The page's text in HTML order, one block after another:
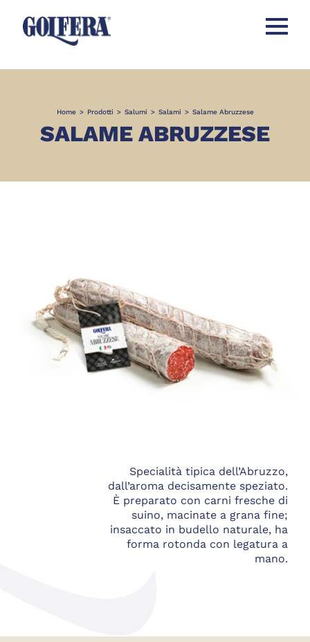
Apri
Home > Prodotti > Salumi > Salami > Salame Abruzzese
SALAME ABRUZZESE
Specialità tipica dell’Abruzzo,
dall’aroma decisamente speziato.
È preparato con carni fresche di
suino, macinate a grana fine;
insaccato in budello naturale, ha
forma rotonda con legatura a
mano.